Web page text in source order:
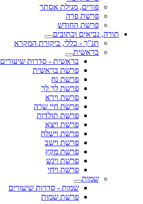
פורים, מגילת אסתר
פרשת פרה
פרשת החודש
תורה, נביאים וכתובים
תנ"ך - כללי, ביקורת המקרא
בראשית
בראשית - סדרות שיעורים
פרשת בראשית
פרשת נח
פרשת לך לך
פרשת וירא
פרשת חיי שרה
פרשת תולדות
פרשת ויצא
פרשת וישלח
פרשת וישב
פרשת מקץ
פרשת ויגש
פרשת ויחי
שמות
שמות - סדרות שיעורים
פרשת שמות